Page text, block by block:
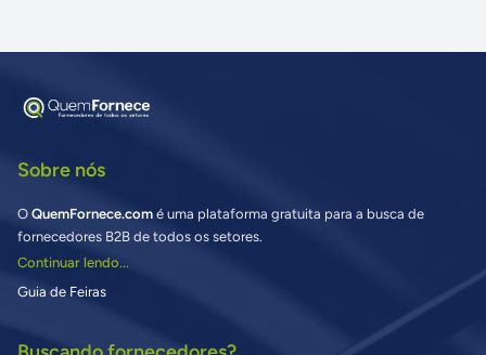
Sobre nós
O QuemFornece.com é uma plataforma gratuita para a busca de
fornecedores B2B de todos os setores.
Continuar lendo...
Guia de Feiras